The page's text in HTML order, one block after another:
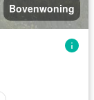
Bovenwoning